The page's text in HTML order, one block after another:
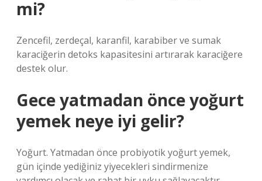
mi?
Zencefil, zerdeçal, karanfil, karabiber ve sumak
karaciğerin detoks kapasitesini artırarak karaciğere
destek olur.
Gece yatmadan önce yoğurt
yemek neye iyi gelir?
Yoğurt. Yatmadan önce probiyotik yoğurt yemek,
gün içinde yediğiniz yiyecekleri sindirmenize